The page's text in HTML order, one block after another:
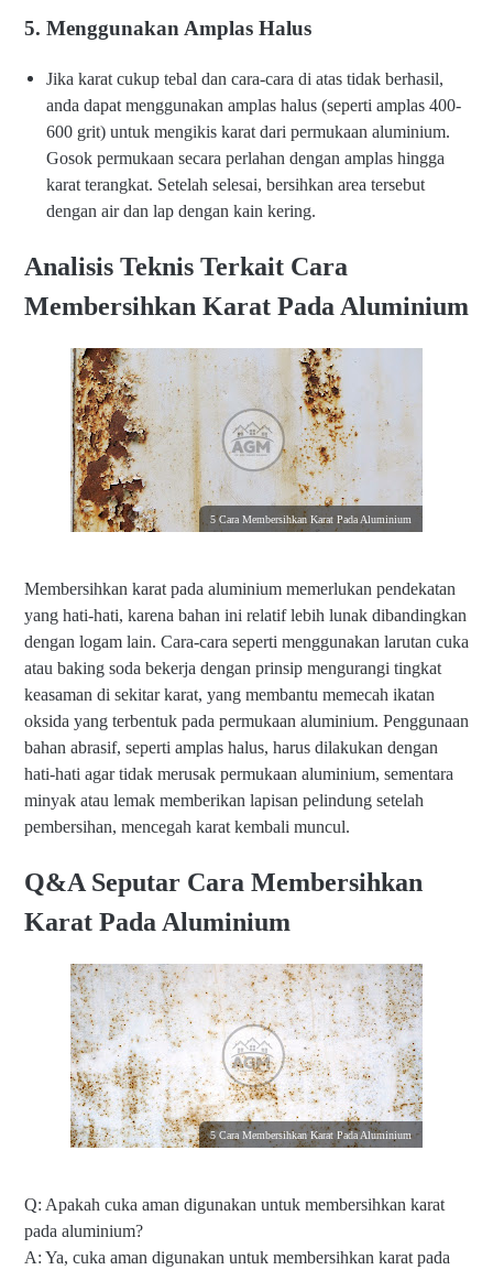
5. Menggunakan Amplas Halus
Jika karat cukup tebal dan cara-cara di atas tidak berhasil,
anda dapat menggunakan amplas halus (seperti amplas 400-
600 grit) untuk mengikis karat dari permukaan aluminium.
Gosok permukaan secara perlahan dengan amplas hingga
karat terangkat. Setelah selesai, bersihkan area tersebut
dengan air dan lap dengan kain kering.
Analisis Teknis Terkait Cara
Membersihkan Karat Pada Aluminium
5 Cara Membersihkan Karat Pada Aluminium
Membersihkan karat pada aluminium memerlukan pendekatan
yang hati-hati, karena bahan ini relatif lebih lunak dibandingkan
dengan logam lain. Cara-cara seperti menggunakan larutan cuka
atau baking soda bekerja dengan prinsip mengurangi tingkat
keasaman di sekitar karat, yang membantu memecah ikatan
oksida yang terbentuk pada permukaan aluminium. Penggunaan
bahan abrasif, seperti amplas halus, harus dilakukan dengan
hati-hati agar tidak merusak permukaan aluminium, sementara
minyak atau lemak memberikan lapisan pelindung setelah
pembersihan, mencegah karat kembali muncul.
Q&A Seputar Cara Membersihkan
Karat Pada Aluminium
5 Cara Membersihkan Karat Pada Aluminium
Q: Apakah cuka aman digunakan untuk membersihkan karat
pada aluminium?
A: Ya, cuka aman digunakan untuk membersihkan karat pada